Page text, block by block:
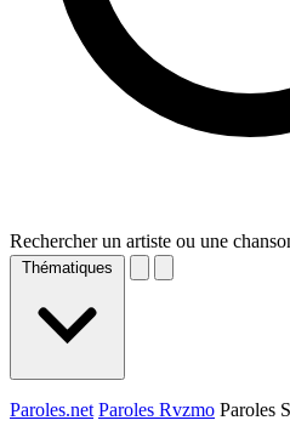
Rechercher un artiste ou une
Thématiques
Paroles.net Paroles Rvzmo Paroles